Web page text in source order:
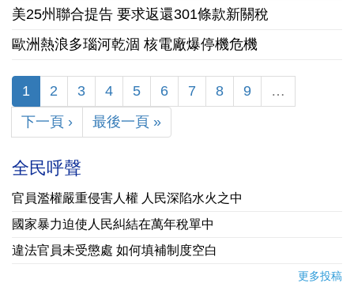
美25州聯合提告 要求返還301條款新關稅
歐洲熱浪多瑙河乾涸 核電廠爆停機危機
1 2 3 4 5 6 7 8 9
…
下一頁 ›
最後一頁 »
全民呼聲
官員濫權嚴重侵害人權 人民深陷水火之中
國家暴力迫使人民糾結在萬年稅單中
違法官員未受懲處 如何填補制度空白
更多投稿